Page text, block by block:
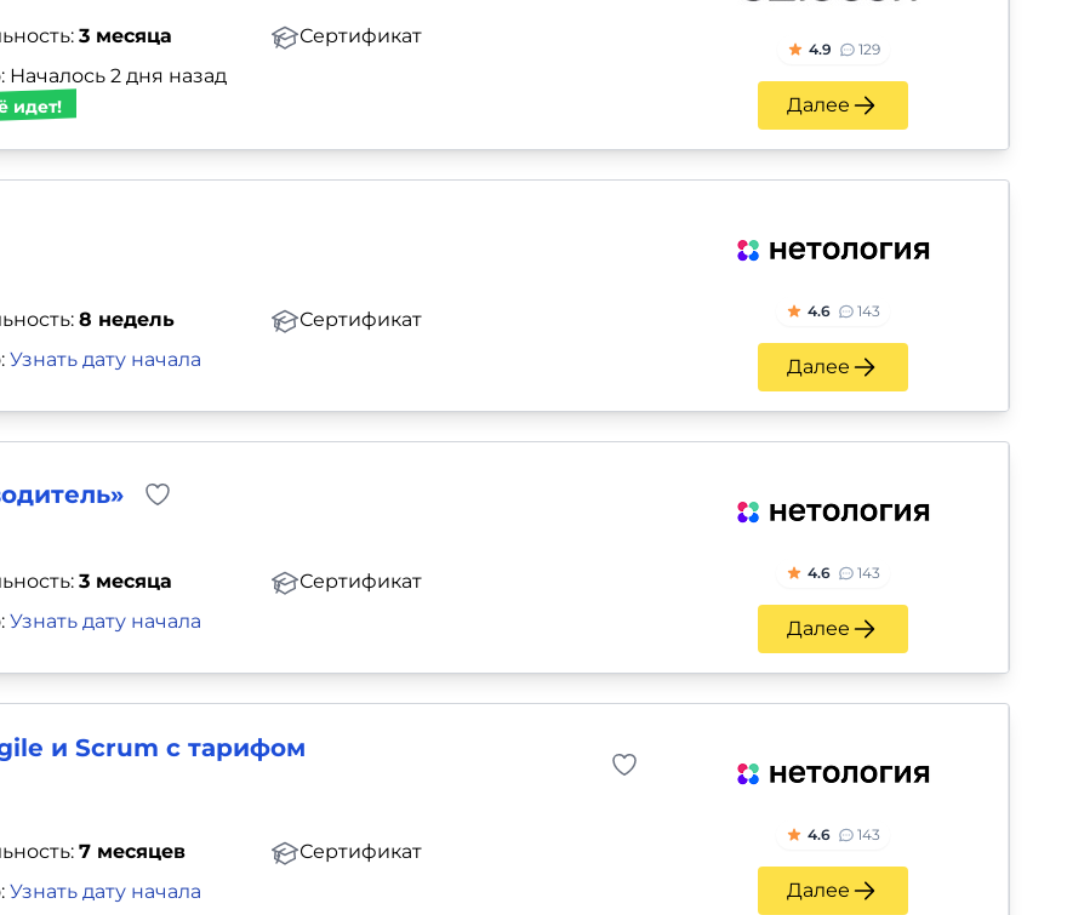
3 месяца
Сертификат
Началось 2 дня назад
идет!
4.9 129
Далее
8 недель
Сертификат
Узнать дату начала
4.6 143
Далее
3 месяца
Сертификат
Узнать дату начала
4.6 143
Далее
и Scrum с тарифом
7 месяцев
Сертификат
Узнать дату начала
4.6 143
Далее